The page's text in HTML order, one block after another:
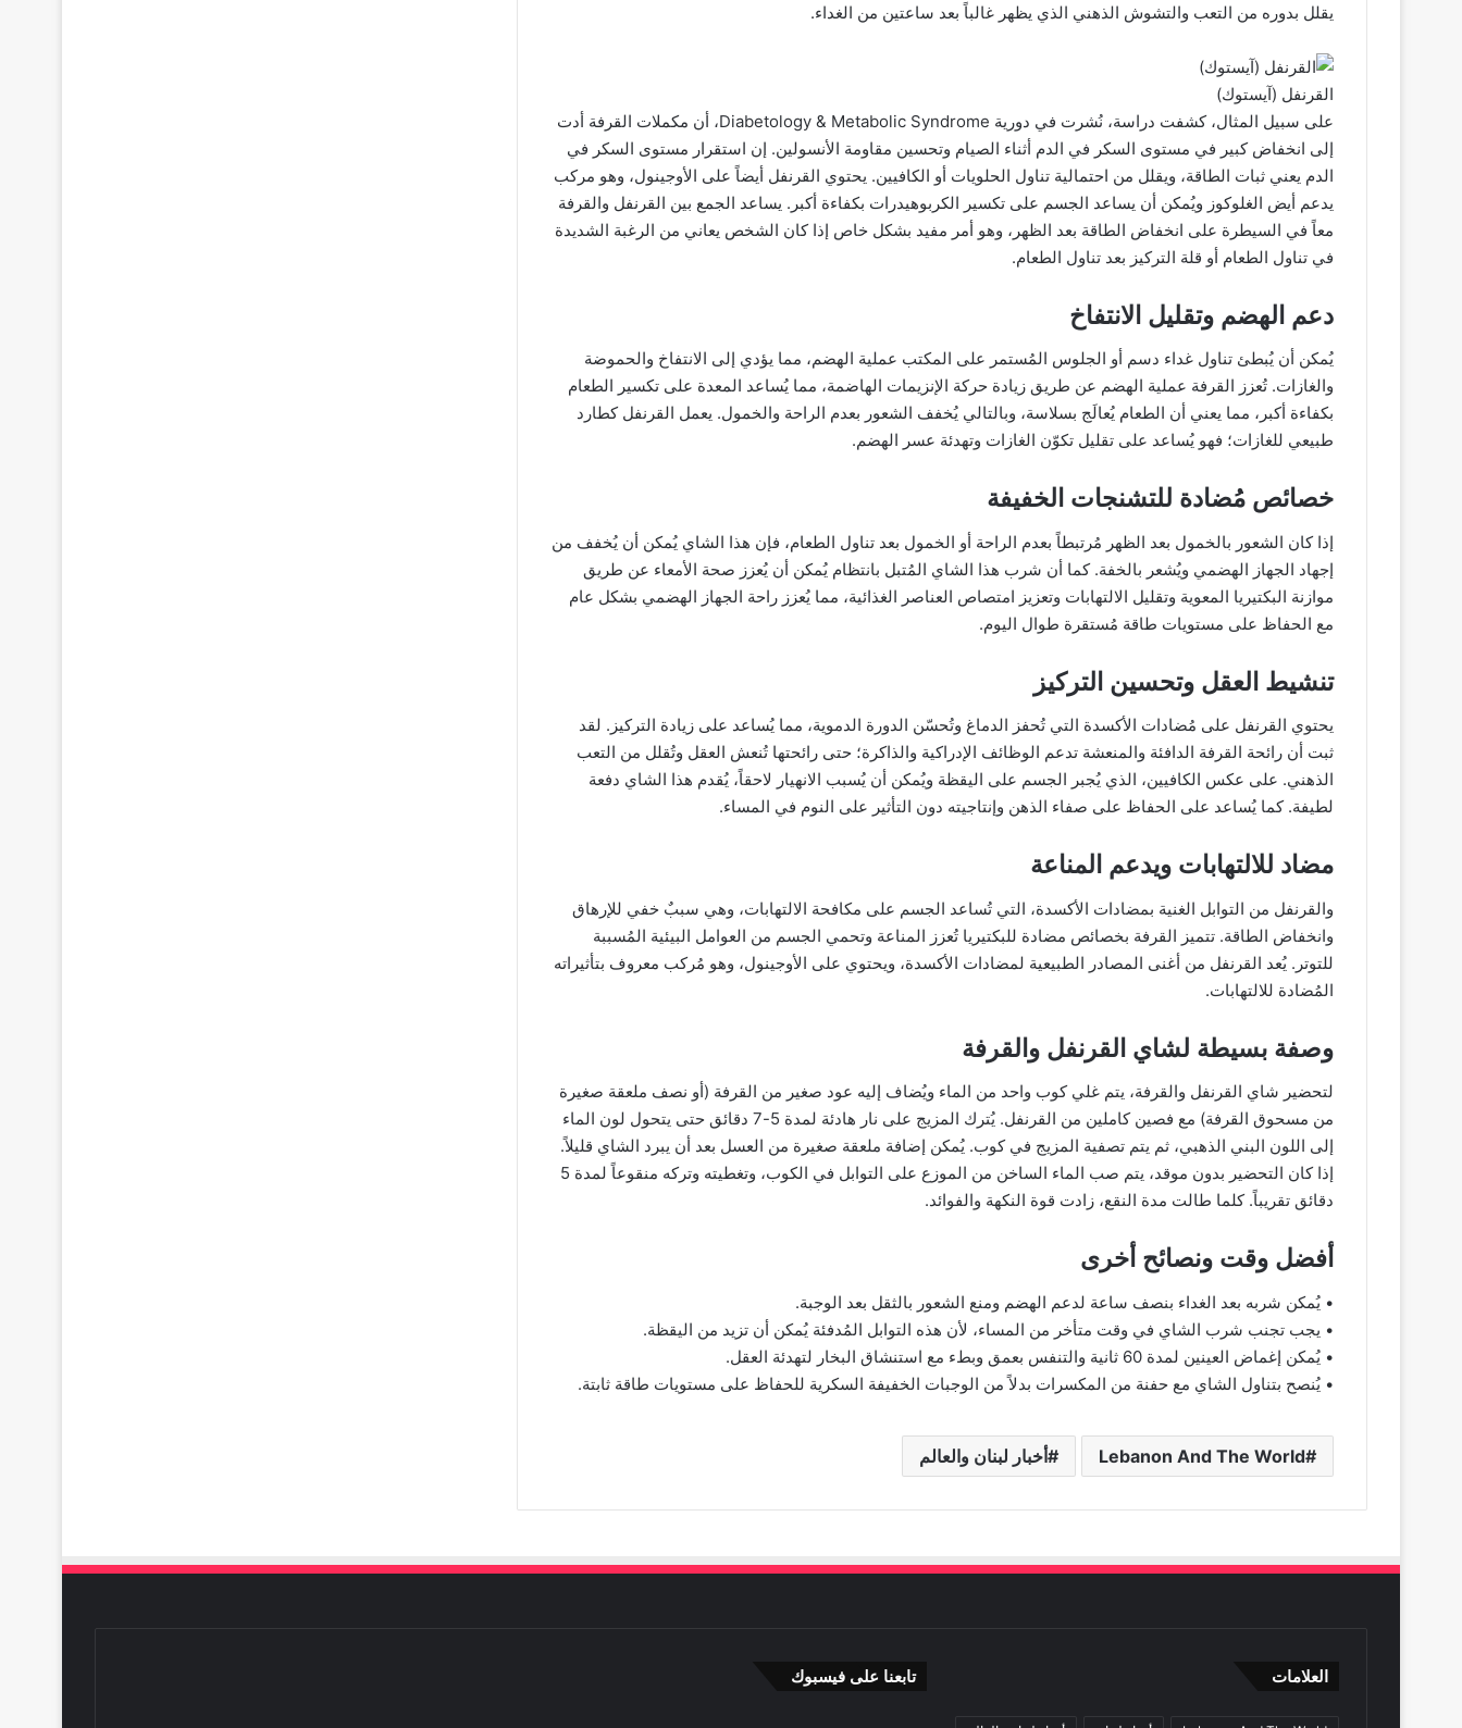
يقلل بدوره من التعب والتشوش الذهني الذي يظهر غالباً بعد ساعتين من الغداء.
القرنفل (آيستوك)
على سبيل المثال، كشفت دراسة، نُشرت في دورية Diabetology & Metabolic Syndrome، أن مكملات القرفة أدت
إلى انخفاض كبير في مستوى السكر في الدم أثناء الصيام وتحسين مقاومة الأنسولين. إن استقرار مستوى السكر في
الدم يعني ثبات الطاقة، ويقلل من احتمالية تناول الحلويات أو الكافيين. يحتوي القرنفل أيضاً على الأوجينول، وهو مركب
يدعم أيض الغلوكوز ويُمكن أن يساعد الجسم على تكسير الكربوهيدرات بكفاءة أكبر. يساعد الجمع بين القرنفل والقرفة
معاً في السيطرة على انخفاض الطاقة بعد الظهر، وهو أمر مفيد بشكل خاص إذا كان الشخص يعاني من الرغبة الشديدة
في تناول الطعام أو قلة التركيز بعد تناول الطعام.
دعم الهضم وتقليل الانتفاخ
يُمكن أن يُبطئ تناول غداء دسم أو الجلوس المُستمر على المكتب عملية الهضم، مما يؤدي إلى الانتفاخ والحموضة
والغازات. تُعزز القرفة عملية الهضم عن طريق زيادة حركة الإنزيمات الهاضمة، مما يُساعد المعدة على تكسير الطعام
بكفاءة أكبر، مما يعني أن الطعام يُعالَج بسلاسة، وبالتالي يُخفف الشعور بعدم الراحة والخمول. يعمل القرنفل كطارد
طبيعي للغازات؛ فهو يُساعد على تقليل تكوّن الغازات وتهدئة عسر الهضم.
خصائص مُضادة للتشنجات الخفيفة
إذا كان الشعور بالخمول بعد الظهر مُرتبطاً بعدم الراحة أو الخمول بعد تناول الطعام، فإن هذا الشاي يُمكن أن يُخفف من
إجهاد الجهاز الهضمي ويُشعر بالخفة. كما أن شرب هذا الشاي المُتبل بانتظام يُمكن أن يُعزز صحة الأمعاء عن طريق
موازنة البكتيريا المعوية وتقليل الالتهابات وتعزيز امتصاص العناصر الغذائية، مما يُعزز راحة الجهاز الهضمي بشكل عام
مع الحفاظ على مستويات طاقة مُستقرة طوال اليوم.
تنشيط العقل وتحسين التركيز
يحتوي القرنفل على مُضادات الأكسدة التي تُحفز الدماغ وتُحسّن الدورة الدموية، مما يُساعد على زيادة التركيز. لقد
ثبت أن رائحة القرفة الدافئة والمنعشة تدعم الوظائف الإدراكية والذاكرة؛ حتى رائحتها تُنعش العقل وتُقلل من التعب
الذهني. على عكس الكافيين، الذي يُجبر الجسم على اليقظة ويُمكن أن يُسبب الانهيار لاحقاً، يُقدم هذا الشاي دفعة
لطيفة. كما يُساعد على الحفاظ على صفاء الذهن وإنتاجيته دون التأثير على النوم في المساء.
مضاد للالتهابات ويدعم المناعة
والقرنفل من التوابل الغنية بمضادات الأكسدة، التي تُساعد الجسم على مكافحة الالتهابات، وهي سببٌ خفي للإرهاق
وانخفاض الطاقة. تتميز القرفة بخصائص مضادة للبكتيريا تُعزز المناعة وتحمي الجسم من العوامل البيئية المُسببة
للتوتر. يُعد القرنفل من أغنى المصادر الطبيعية لمضادات الأكسدة، ويحتوي على الأوجينول، وهو مُركب معروف بتأثيراته
المُضادة للالتهابات.
وصفة بسيطة لشاي القرنفل والقرفة
لتحضير شاي القرنفل والقرفة، يتم غلي كوب واحد من الماء ويُضاف إليه عود صغير من القرفة (أو نصف ملعقة صغيرة
من مسحوق القرفة) مع فصين كاملين من القرنفل. يُترك المزيج على نار هادئة لمدة 5-7 دقائق حتى يتحول لون الماء
إلى اللون البني الذهبي، ثم يتم تصفية المزيج في كوب. يُمكن إضافة ملعقة صغيرة من العسل بعد أن يبرد الشاي قليلاً.
إذا كان التحضير بدون موقد، يتم صب الماء الساخن من الموزع على التوابل في الكوب، وتغطيته وتركه منقوعاً لمدة 5
دقائق تقريباً. كلما طالت مدة النقع، زادت قوة النكهة والفوائد.
أفضل وقت ونصائح أخرى
• يُمكن شربه بعد الغداء بنصف ساعة لدعم الهضم ومنع الشعور بالثقل بعد الوجبة.
• يجب تجنب شرب الشاي في وقت متأخر من المساء، لأن هذه التوابل المُدفئة يُمكن أن تزيد من اليقظة.
• يُمكن إغماض العينين لمدة 60 ثانية والتنفس بعمق وبطء مع استنشاق البخار لتهدئة العقل.
• يُنصح بتناول الشاي مع حفنة من المكسرات بدلاً من الوجبات الخفيفة السكرية للحفاظ على مستويات طاقة ثابتة.
Lebanon And The World أخبار لبنان والعالم
العلامات تابعنا على فيسبوك